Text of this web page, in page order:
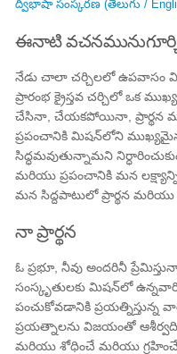
ద్విభాషా సంస్కరణ (తెలుగు /
ఈనాటి
నేడు చాలా చర్చిలలో ఉపవాసం
ప్రారంభ క్రైస్తవ చర్చిలో ఒక
చేసినా, చేయకపోయినా, ప్రార్థన
ప్రపంచానికి మిషన్‌లోని
సిద్ధమవుతున్నామని
మరియు ప్రపంచానికి మన లక్ష్యాన్ని
మన సిద్దపాటులో ప్రార్థన
నా ప్రార్థన
ఓ ప్రభూ, నీవు అందరినీ
సంస్కృతులకు మిషన్‌లో
పంచుకోవడానికి
ప్రయత్నాలను విజయంతో
మరియు శోధించే మరియు